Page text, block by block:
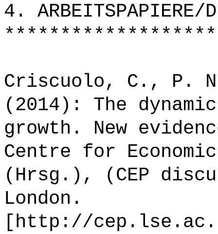
4. ARBEITSPAPIERE/
Criscuolo, C., P.
(2014): The
growth. New
Centre for
(Hrsg.), (CEP
London.
[http://